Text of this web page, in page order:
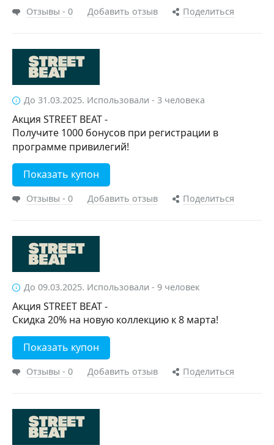
Отзывы - 0 Добавить отзыв Поделиться
До 31.03.2025. Использовали - 3 человека
Акция STREET BEAT -
Получите 1000 бонусов при регистрации в
программе привилегий!
Показать купон
Отзывы - 0 Добавить отзыв Поделиться
До 09.03.2025. Использовали - 9 человек
Акция STREET BEAT -
Скидка 20% на новую коллекцию к 8 марта!
Показать купон
Отзывы - 0 Добавить отзыв Поделиться